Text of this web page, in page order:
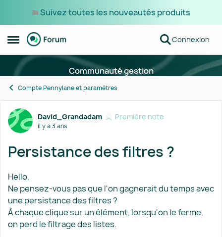
Suivez toutes les nouveautés produits
Ouvrir Menu Latéral
Passer au contenu Connexion
Communauté gestion
Compte Pennylane et paramètres
Forum Discussion
David_Grandadam Première note
il y a 3 ans
Persistance des filtres ?
Hello,
Ne pensez-vous pas que l'on gagnerait du temps avec
une persistance des filtres ?
À chaque clique sur un élément, lorsqu'on le ferme,
on perd le filtrage des listes.